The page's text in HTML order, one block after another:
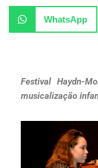
WhatsApp
Festival Haydn-
musicalização